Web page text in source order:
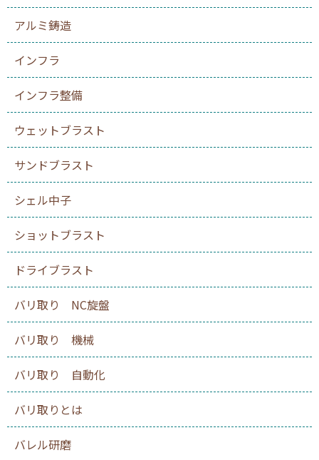
アルミ鋳造
インフラ
インフラ整備
ウェットブラスト
サンドブラスト
シェル中子
ショットブラスト
ドライブラスト
バリ取り NC旋盤
バリ取り 機械
バリ取り 自動化
バリ取りとは
バレル研磨